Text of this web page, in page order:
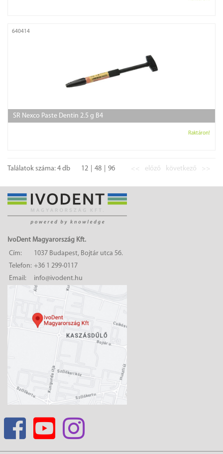
640414
SR Nexco Paste Dentin 2.5 g B4
Raktáron!
Találatok száma: 4 db 12 48 96 << előző következő >>
IvoDent Magyarország Kft.
Cím:
1037 Budapest, Bojtár utca 56.
Telefon: +36 1 299-0117
Email:
info@ivodent.hu